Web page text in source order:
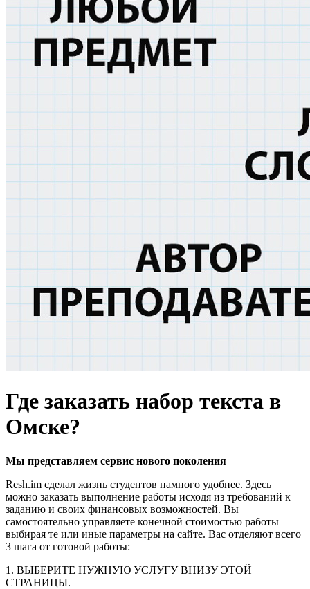
Где заказать набор текста в
Омске?
Мы представляем сервис нового поколения
Resh.im сделал жизнь студентов намного удобнее. Здесь
можно заказать выполнение работы исходя из требований к
заданию и своих финансовых возможностей. Вы
самостоятельно управляете конечной стоимостью работы
выбирая те или иные параметры на сайте. Вас отделяют всего
3 шага от готовой работы:
1. ВЫБЕРИТЕ НУЖНУЮ УСЛУГУ ВНИЗУ ЭТОЙ
СТРАНИЦЫ.